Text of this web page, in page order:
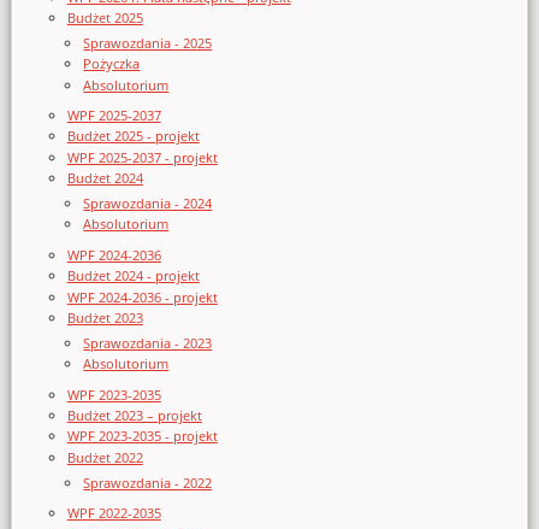
Budżet 2025
Sprawozdania - 2025
Pożyczka
Absolutorium
WPF 2025-2037
Budżet 2025 - projekt
WPF 2025-2037 - projekt
Budżet 2024
Sprawozdania - 2024
Absolutorium
WPF 2024-2036
Budżet 2024 - projekt
WPF 2024-2036 - projekt
Budżet 2023
Sprawozdania - 2023
Absolutorium
WPF 2023-2035
Budżet 2023 – projekt
WPF 2023-2035 - projekt
Budżet 2022
Sprawozdania - 2022
WPF 2022-2035